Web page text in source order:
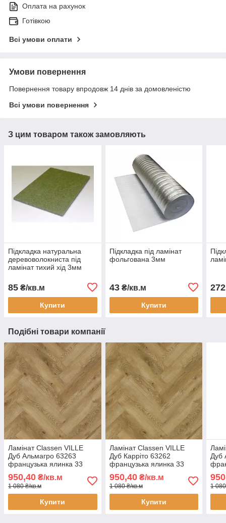
Оплата на рахунок
Готівкою
Всі умови оплати
Умови повернення
Повернення товару впродовж 14 днів за домовленістю
Всі умови повернення
З цим товаром також замовляють
Підкладка натуральна
деревоволокниста під
ламінат тихий хід 3мм
85 ₴/кв.м
Купити
Підкладка під ламінат
фольгована 3мм
43₴/кв.м
Купити
272
Подібні товари компанії
Ламінат Classen VILLE
Дуб Альмагро 63263
французька ялинка 33
клас AC5 8 мм
водостійкий 24 години з
фаскою під теплу підлогу
950,40 ₴/кв.м
1 080 ₴/кв.м
Купити
Ламінат Classen VILLE
Дуб Карріто 63262
французька ялинка 33
клас AC5 8 мм
водостійкий 24 години з
фаскою під теплу підлогу
950,40₴/кв.м
1 080 ₴/кв.м
Купити
Дуб
1